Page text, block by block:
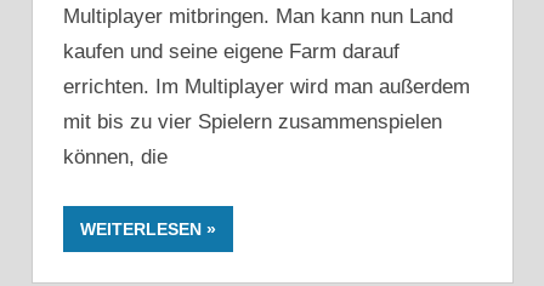
Multiplayer mitbringen. Man kann nun Land
kaufen und seine eigene Farm darauf
errichten. Im Multiplayer wird man außerdem
mit bis zu vier Spielern zusammenspielen
können, die
WEITERLESEN